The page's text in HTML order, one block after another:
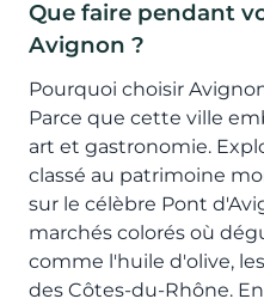
Que faire pendant
Avignon ?
Pourquoi choisir
Parce que cette ville
art et gastronomie.
classé au patrimoine
sur le célèbre Pont
marchés colorés où
comme l'huile d'olive,
des Côtes-du-Rhône.